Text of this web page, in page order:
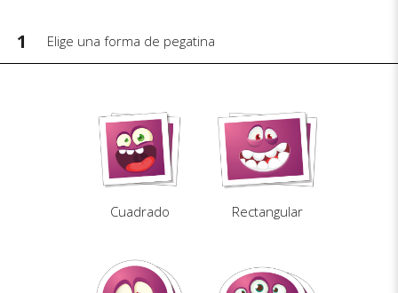
1 Elige una forma de pegatina
Cuadrado Rectangular